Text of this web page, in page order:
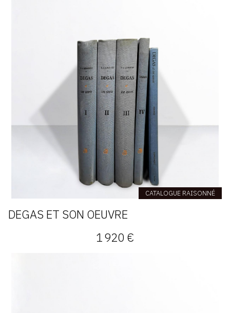
CATALOGUE RAISONNÉ
DEGAS ET SON OEUVRE
1 920 €